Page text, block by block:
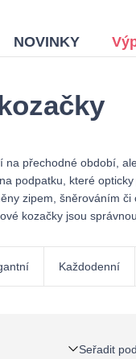
NOVINKY
přechodné období,
podpatku, které
zipem, šněrováním
kozačky jsou
Každodenní
Seřadit